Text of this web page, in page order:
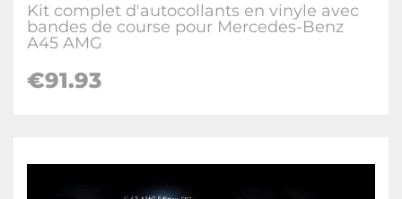
Kit complet d'autocollants en vinyle avec
bandes de course pour Mercedes-Benz
A45 AMG
€91.93